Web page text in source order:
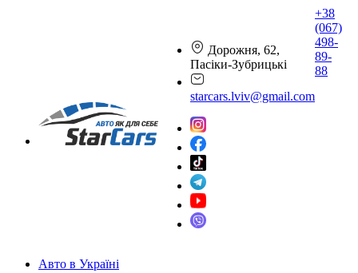
Дорожня, 62,
Пасіки-Зубрицькі
starcars.lviv@gmail.com
+38
(067)
498-
89-
88
Авто в Україні